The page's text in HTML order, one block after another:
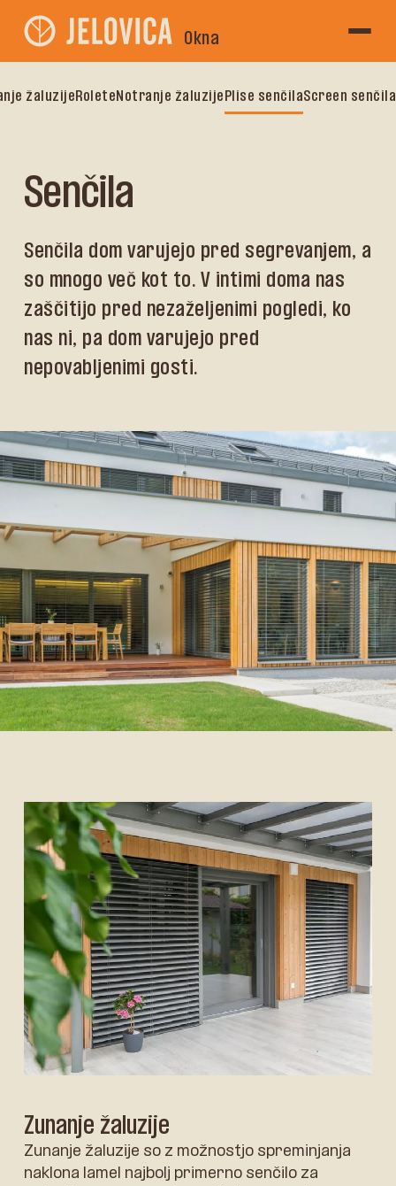
Okna
žaluzijeRoleteNotranje žaluzijePlise senčilaScreen senčila
Senčila
Senčila dom varujejo pred segrevanjem, a
so mnogo več kot to. V intimi doma nas
zaščitijo pred nezaželjenimi pogledi, ko
nas ni, pa dom varujejo pred
nepovabljenimi gosti.
Zunanje žaluzije
Zunanje žaluzije so z možnostjo spreminjanja
naklona lamel najbolj primerno senčilo za